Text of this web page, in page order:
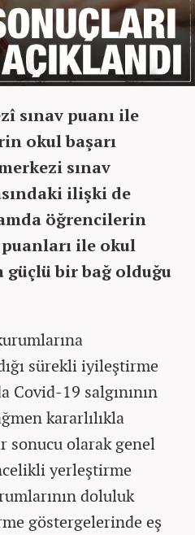
sınav puanı ile
okul başarı
sınav
ilişki de
öğrencilerin
ile okul
güçlü bir bağ olduğu
sürekli iyileştirme
Covid-19 salgınının
kararlılıkla
sonucu olarak genel
yerleştirme
doluluk
göstergelerinde eş